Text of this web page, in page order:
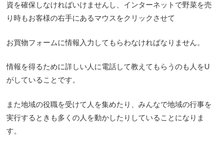
資を確保しなければいけませんし、インターネットで野菜を売
り時もお客様の右手にあるマウスをクリックさせて
お買物フォームに情報入力してもらわなければなりません。
情報を得るために詳しい人に電話して教えてもらうのも人をU
がしていることです。
また地域の役職を受けて人を集めたり、みんなで地域の行事を
実行するときも多くの人を動かしたりしていることになりま
す。